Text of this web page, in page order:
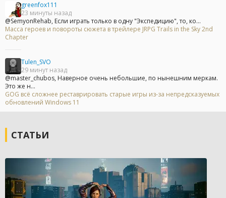
greenfox111
23 минуты назад
@SemyonRehab, Если играть только в одну "Экспедицию", то, ко...
Масса героев и повороты сюжета в трейлере JRPG Trails in the Sky 2nd
Chapter
Tulen_SVO
29 минут назад
@master_chubos, Наверное очень небольшие, по нынешним меркам.
Это же н...
GOG всё сложнее реставрировать старые игры из-за непредсказуемых
обновлений Windows 11
СТАТЬИ